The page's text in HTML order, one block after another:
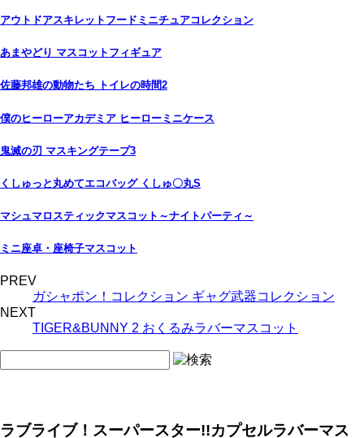
アウトドアスキレットフードミニチュアコレクション
あまやどり マスコットフィギュア
佐藤邦雄の動物たち トイレの時間2
僕のヒーローアカデミア ヒーローミニケース
鬼滅の刃 マスキングテープ3
くしゅっと丸めてエコバッグ くしゅ〇丸S
マシュマロスティックマスコット～ナイトパーティ～
ミニ座卓・座椅子マスコット
PREV
ガシャポン！コレクション ギャグ武器コレクション
NEXT
TIGER&BUNNY 2 おくるみラバーマスコット
ラブライブ！スーパースター!!カプセルラバーマス